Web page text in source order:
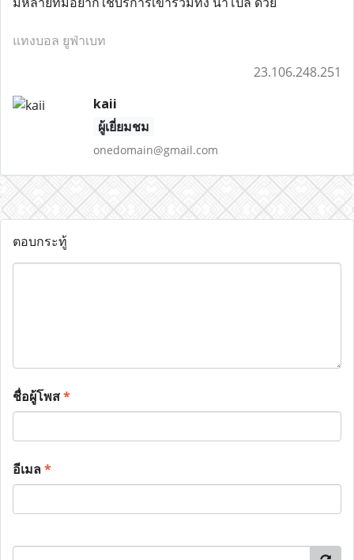
แทงบอล ยูฟ่าเบท
23.106.248.251
kaii
ผู้เยี่ยมชม
onedomain@gmail.com
ตอบกระทู้
ชื่อผู้โพส*
อีเมล*